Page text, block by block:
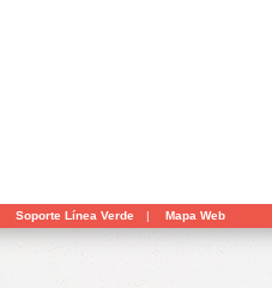
Soporte Línea Verde | Mapa Web